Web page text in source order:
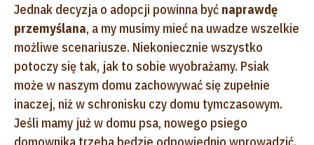
Jednak decyzja o adopcji powinna być naprawdę
przemyślana, a my musimy mieć na uwadze wszelkie
możliwe scenariusze. Niekoniecznie wszystko
potoczy się tak, jak to sobie wyobrażamy. Psiak
może w naszym domu zachowywać się zupełnie
inaczej, niż w schronisku czy domu tymczasowym.
Jeśli mamy już w domu psa, nowego psiego
domownika trzeba będzie odpowiednio wprowadzić.